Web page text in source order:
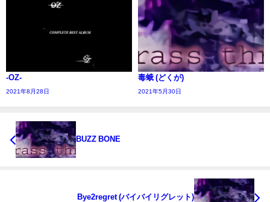
-OZ-
2021年8月28日
毒蛾 (どくが)
2021年5月30日
BUZZ BONE
Bye2regret (バイバイリグレット)